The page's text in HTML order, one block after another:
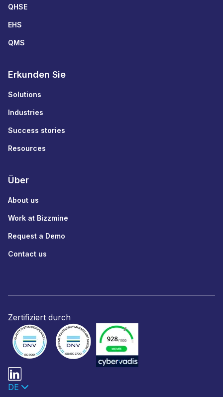
QHSE
EHS
QMS
Erkunden Sie
Solutions
Industries
Success stories
Resources
Über
About us
Work at Bizzmine
Request a Demo
Contact us
Zertifiziert durch
DE